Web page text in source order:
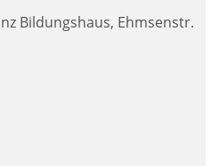
Bildungshaus, Ehmsenstr.